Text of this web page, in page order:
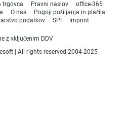
trgovca Pravni naslov
office-365
O nas
Pogoji pošiljanja in plačila
podatkov SPI Imprint
z vključenim DDV
| All rights reserved 2004-2025